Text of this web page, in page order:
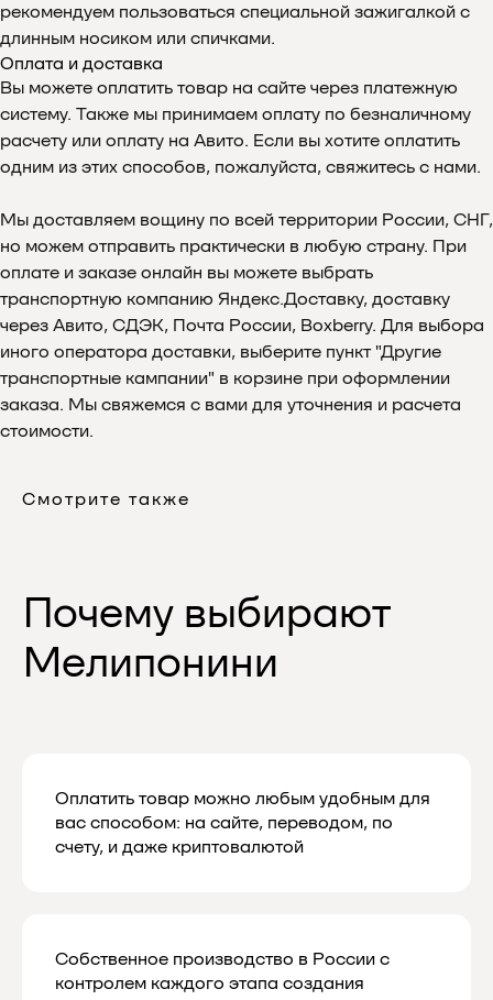
рекомендуем пользоваться специальной зажигалкой с
длинным носиком или спичками.
Оплата и доставка
Вы можете оплатить товар на сайте через платежную
систему. Также мы принимаем оплату по безналичному
расчету или оплату на Авито. Если вы хотите оплатить
одним из этих способов, пожалуйста, свяжитесь с нами.
Мы доставляем вощину по всей территории России, СНГ,
но можем отправить практически в любую страну. При
оплате и заказе онлайн вы можете выбрать
транспортную компанию Яндекс.Доставку, доставку
через Авито, СДЭК, Почта России, Boxberry. Для выбора
иного оператора доставки, выберите пункт "Другие
транспортные кампании" в корзине при оформлении
заказа. Мы свяжемся с вами для уточнения и расчета
стоимости.
Смотрите также
Оплатить товар можно любым удобным для
вас способом: на сайте, переводом, по
счету, и даже криптовалютой
Собственное производство в России с
контролем каждого этапа создания
Отзывы
и узнавайте
первыми о скидках
и новинках